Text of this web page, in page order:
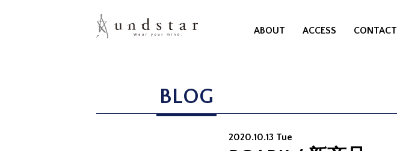
ABOUT ACCESS CONTACT
BLOG
2020.10.13 Tue